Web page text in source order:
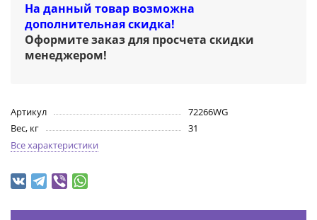
На данный товар возможна
дополнительная скидка!
Оформите заказ для просчета скидки
менеджером!
Артикул
72266WG
Вес, кг
31
Все характеристики